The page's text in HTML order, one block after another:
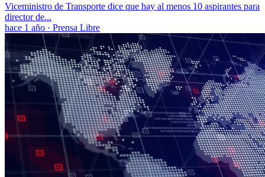
Viceministro de Transporte dice que hay al menos 10 aspirantes para
director de...
hace 1 año · Prensa Libre